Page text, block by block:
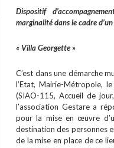
Dispositif
marginalité dans le cadre
« Villa Georgette »
C’est dans une démarche
l’Etat, Mairie-Métropole,
(SIAO-115, Accueil de
l’association Gestare a
pour la mise en œuvre
destination des personnes
de la mise en place de ce